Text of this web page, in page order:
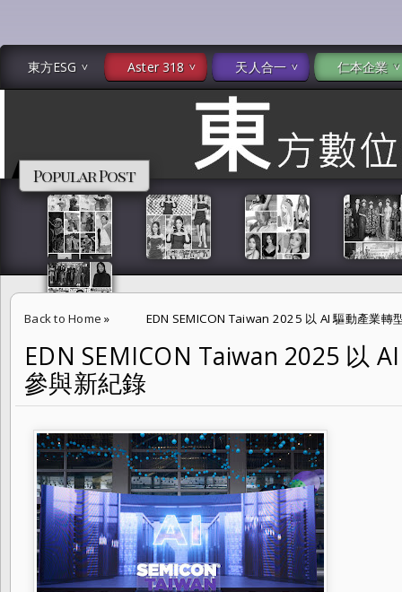
東方ESG Aster 318 天人合一 仁本企業
Popular Post
Back to Home » EDN SEMICON Taiwan 2025 以 AI 驅動產業轉
EDN SEMICON Taiwan 2025 以
參與新紀錄